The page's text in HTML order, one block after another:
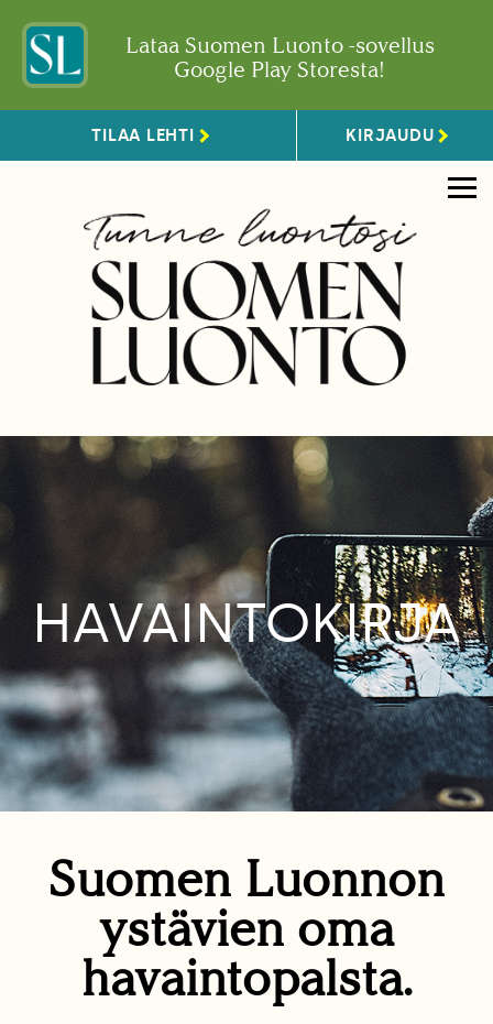
Lataa Suomen Luonto -sovellus
Google Play Storesta!
TILAA LEHTI KIRJAUDU
HAVAINTOKIRJA
Suomen Luonnon
ystävien oma
havaintopalsta.